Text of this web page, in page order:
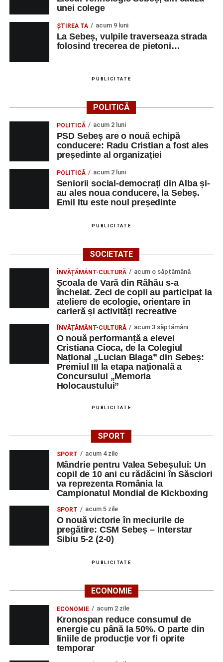
unei colege
ŞTIREA TA acum 9 luni
La Sebeș, vulpile traverseaza strada
folosind trecerea de pietoni…
PUBLICITATE
POLITICĂ
POLITICĂ acum 2 luni
PSD Sebeș are o nouă echipă
conducere: Radu Cristian a fost ales
președinte al organizației
POLITICĂ acum 2 luni
Seniorii social-democrați din Alba și-
au ales noua conducere, la Sebeș.
Emil Itu este noul președinte
PUBLICITATE
SOCIETATE
ÎNVĂȚĂMÂNT-CULTURĂ acum o săptămână
Școala de Vară din Răhău s-a
încheiat. Zeci de copii au participat la
ateliere de ecologie, orientare în
carieră și activități recreative
ÎNVĂȚĂMÂNT-CULTURĂ acum 3 săptămâni
O nouă performanță a elevei
Cristiana Cioca, de la Colegiul
Național „Lucian Blaga” din Sebeș:
Premiul III la etapa națională a
Concursului „Memoria
Holocaustului”
PUBLICITATE
SPORT
SPORT acum 4 zile
Mândrie pentru Valea Sebeșului: Un
copil de 10 ani cu rădăcini în Săsciori
va reprezenta România la
Campionatul Mondial de Kickboxing
SPORT acum 5 zile
O nouă victorie în meciurile de
pregătire: CSM Sebeș – Interstar
Sibiu 5-2 (2-0)
PUBLICITATE
ECONOMIE
ECONOMIE acum 2 zile
Kronospan reduce consumul de
energie cu până la 50%. O parte din
liniile de producție vor fi oprite
temporar